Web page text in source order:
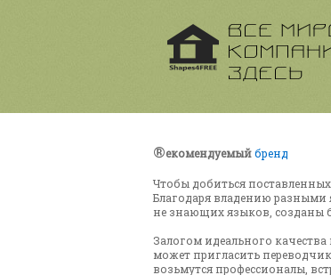
®екомендуемыйбренд
Чтобы добиться
Благодаря владению разными
не знающих языков, созданы
Залогом идеального
может пригласить
возьмутся профессионалы,